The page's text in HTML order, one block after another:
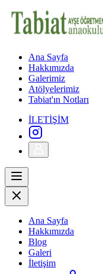
Ana Sayfa
Hakkımızda
Galerimiz
Atölyelerimiz
Tabiat'ın Notları
İLETİŞİM
Ana Sayfa
Hakkımızda
Blog
Galeri
İletişim